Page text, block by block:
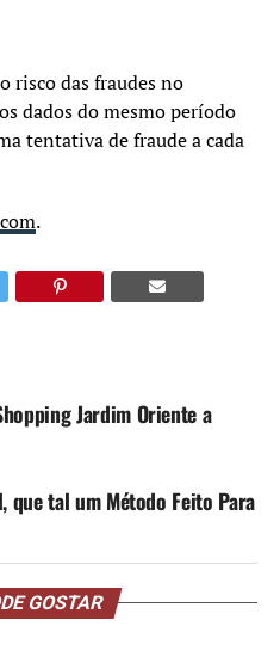
risco das fraudes no
dados do mesmo período
tentativa de fraude a cada
.
Jardim Oriente a
tal um Método Feito Para
GOSTAR